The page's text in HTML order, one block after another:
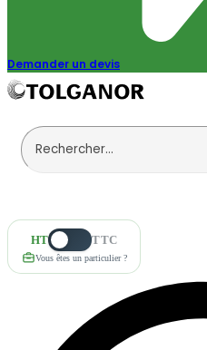
Demander un devis
HT TTC
Vous êtes un particulier ?